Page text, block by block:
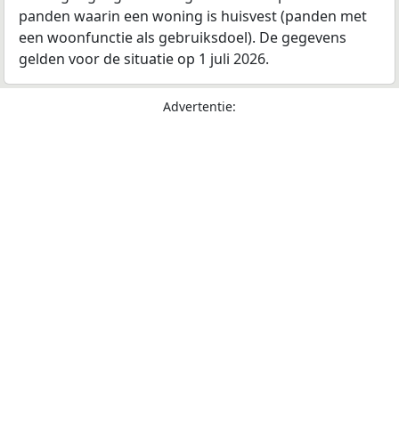
panden waarin een woning is huisvest (panden met
een woonfunctie als gebruiksdoel). De gegevens
gelden voor de situatie op 1 juli 2026.
Advertentie: